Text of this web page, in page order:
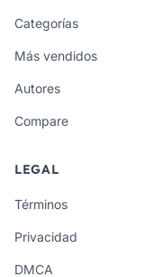
Categorías
Más vendidos
Autores
Compare
LEGAL
Términos
Privacidad
DMCA